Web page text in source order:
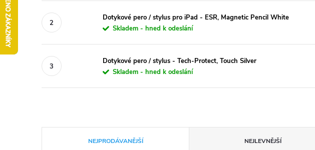
Dotykové pero / stylus pro iPad - ESR, Magnetic Pencil White
Skladem - hned k odeslání
Dotykové pero / stylus - Tech-Protect, Touch Silver
Skladem - hned k odeslání
NEJPRODÁVANĚJŠÍ NEJLEVNĚJŠÍ